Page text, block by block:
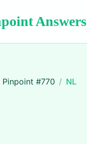
Answers
Pinpoint #770 / NL